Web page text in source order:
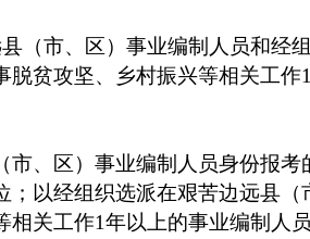
县（市、区）事业编制人员和经
脱贫攻坚、乡村振兴等相关工
市、区）事业编制人员身份报考
；以经组织选派在艰苦边远县
相关工作1年以上的事业编制人